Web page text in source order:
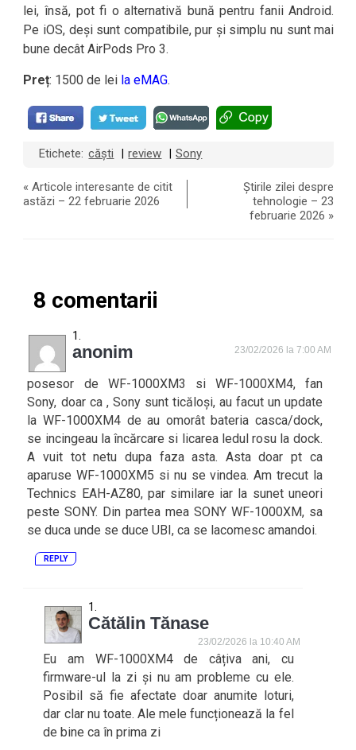
lei, însă, pot fi o alternativă bună pentru fanii Android.
Pe iOS, deși sunt compatibile, pur și simplu nu sunt mai
bune decât AirPods Pro 3.
Preț: 1500 de lei la eMAG.
Etichete: căști review Sony
«Articole interesante de citit
astăzi – 22 februarie 2026
Știrile zilei despre
tehnologie – 23
februarie 2026 »
8 comentarii
anonim 23/02/2026 la 7:00 AM
posesor de WF-1000XM3 si WF-1000XM4, fan
Sony, doar ca , Sony sunt ticăloși, au facut un update
la WF-1000XM4 de au omorât bateria casca/dock,
se incingeau la încărcare si licarea ledul rosu la dock.
A vuit tot netu dupa faza asta. Asta doar pt ca
aparuse WF-1000XM5 si nu se vindea. Am trecut la
Technics EAH-AZ80, par similare iar la sunet uneori
peste SONY. Din partea mea SONY WF-1000XM, sa
se duca unde se duce UBI, ca se lacomesc amandoi.
REPLY
Cătălin Tănase
23/02/2026 la 10:40 AM
Eu am WF-1000XM4 de câțiva ani, cu
firmware-ul la zi și nu am probleme cu ele.
Posibil să fie afectate doar anumite loturi,
dar clar nu toate. Ale mele funcționează la fel
de bine ca în prima zi